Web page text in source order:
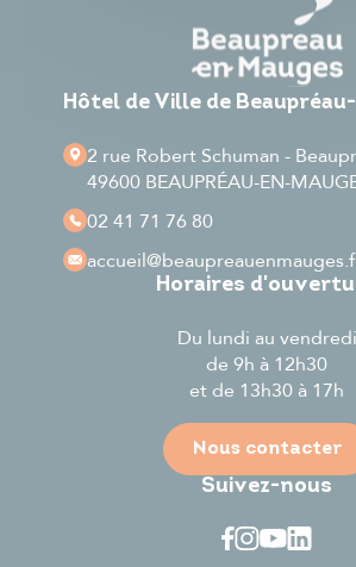
Hôtel de Ville de
2 rue Robert Schuman -
49600 BEAUPRÉAU-EN-
02 41 71 76 80
accueil
Horaires
Du lundi au vendredi
de 9h à 12h30
et de 13h30 à 17h
Nous contacter
Suivez-nous